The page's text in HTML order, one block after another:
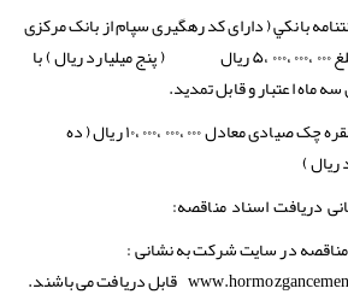
بانكي ( دارای کد رهگیری سپام از بانک مرکزی
) به مبلغ ۰۰۰ ،۰۰۰ ،۰۰۰ ،۵ ریال ( پنج میلیارد ریال ) با
ماه اعتبار و قابل تمديد.
‏- یک فقره چک صیادی معادل ۰۰۰ ،۰۰۰ ،۰۰۰ ،۱۰ ریال ( ده
ریال )
در سایت شرکت به نشانی :
قابل دریافت می باشند.